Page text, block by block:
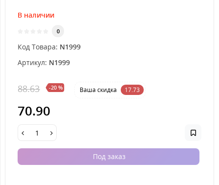
В наличии
0
Код Товара: N1999
Артикул: N1999
88.63 -20 % Ваша cкидка 17.73
70.90
Под заказ